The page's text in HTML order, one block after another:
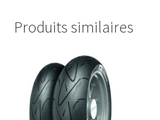
Produits similaires